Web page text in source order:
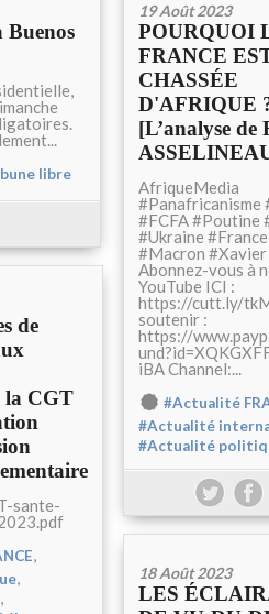
Buenos
libre
19 Août 2023
POURQUOI
FRANCE
CHASSÉE
D'AFRIQUE
[L’analyse de
AfriqueMedia
#Panafricanisme
#FCFA #Poutine
#Ukraine
#Macron
Abonnez-vous à
YouTube ICI :
https://cutt.ly/
soutenir :
https://
iBA Channel:...
#Actualité
#Actualité
#Actualité
de
la CGT
sante-
,
,
,
18 Août 2023
LES